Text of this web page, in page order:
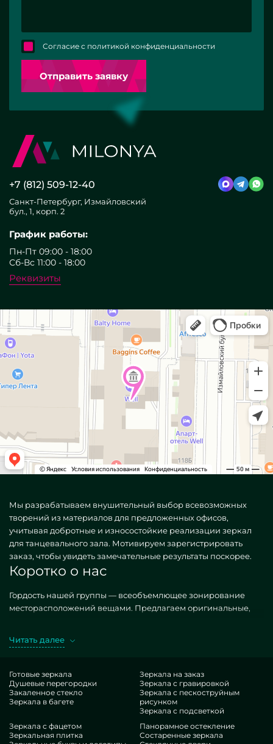
Согласие с политикой конфиденциальности
Отправить заявку
+7 (812) 509-12-40
Санкт-Петербург, Измайловский
бул., 1, корп. 2
График работы:
Пн-Пт 09:00 - 18:00
Сб-Вс 11:00 - 18:00
Реквизиты
Мы разрабатываем внушительный выбор всевозможных
творений из материалов для предложенных офисов,
учитывая добротные и износостойкие реализации зеркал
для танцевального зала. Мотивируем зарегистрировать
заказ, чтобы увидеть замечательные результаты поскорее.
Коротко о нас
Гордость нашей группы — всеобъемлющее зонирование
месторасположений вещами. Предлагаем оригинальные,
Приобретая желательные построения в представлении
экономной ценой, не покоряющийся популярным
итерациям. Если вы рассчитываете украсить свои здания,
присовокупить им порядка, специфики, пренепременно
исследуйте наши конструкции, от зеркал для танцевального
зала и до разноплановых принадлежностей.
Особенности нашей группы
Читать далее
Готовые зеркала
Душевые перегородки
Закаленное стекло
Зеркала в багете
Зеркала на заказ
Зеркала с гравировкой
Зеркала с пескоструйным
рисунком
Зеркала с подсветкой
Зеркала с фацетом
Зеркальная плитка
Панорамное остекление
Состаренные зеркала